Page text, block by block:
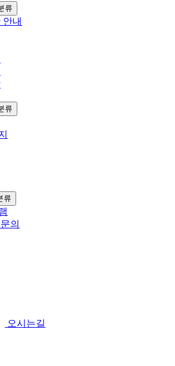
류
안내
류
류
의
오시는길